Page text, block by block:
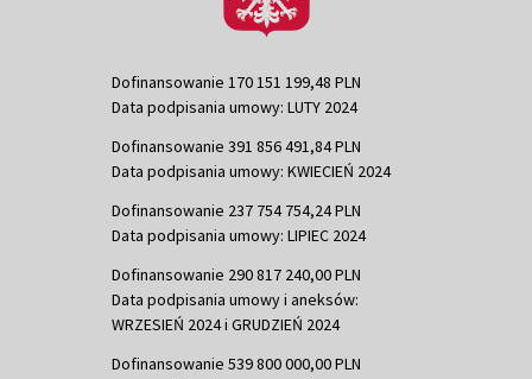
Dofinansowanie 170 151 199,48 PLN
Data podpisania umowy: LUTY 2024
Dofinansowanie 391 856 491,84 PLN
Data podpisania umowy: KWIECIEŃ 2024
Dofinansowanie 237 754 754,24 PLN
Data podpisania umowy: LIPIEC 2024
Dofinansowanie 290 817 240,00 PLN
Data podpisania umowy i aneksów:
WRZESIEŃ 2024 i GRUDZIEŃ 2024
Dofinansowanie 539 800 000,00 PLN